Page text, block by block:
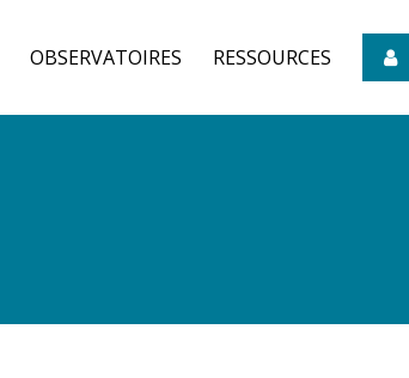
OBSERVATOIRES RESSOURCES